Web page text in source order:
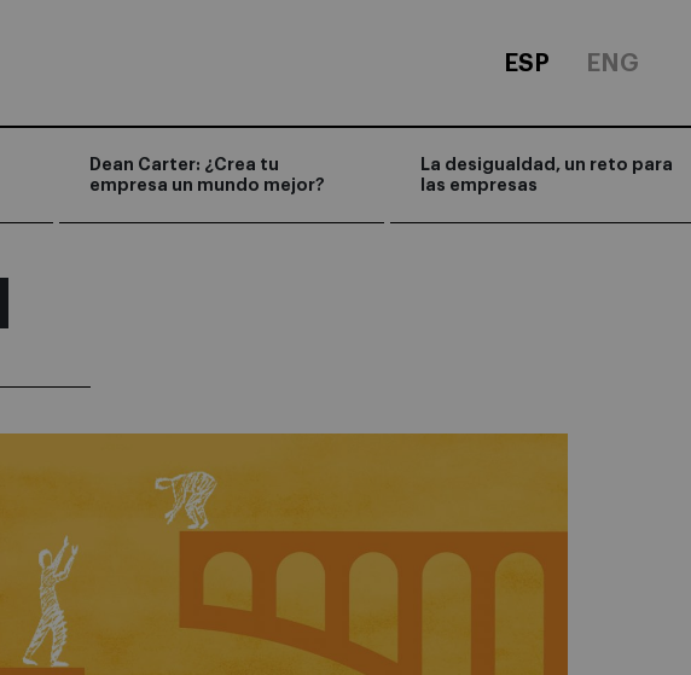
ESP ENG
Dean Carter: ¿Crea tu
empresa un mundo mejor?
La desigualdad, un reto para
las empresas